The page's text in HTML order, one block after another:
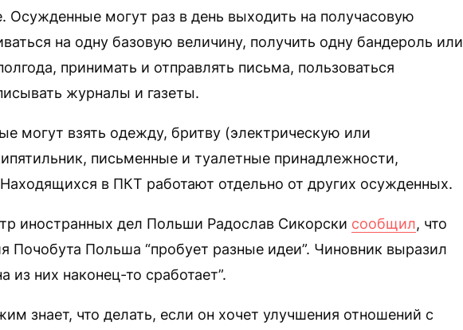
Осужденные могут раз в день выходить на получасовую
на одну базовую величину, получить одну бандероль или
принимать и отправлять письма, пользоваться
журналы и газеты.
могут взять одежду, бритву (электрическую или
письменные и туалетные принадлежности,
в ПКТ работают отдельно от других осужденных.
иностранных дел Польши Радослав Сикорски сообщил, что
Почобута Польша “пробует разные идеи”. Чиновник выразил
из них наконец-то сработает”.
знает, что делать, если он хочет улучшения отношений с